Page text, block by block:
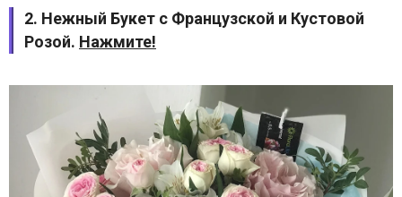
2. Нежный Букет с Французской и Кустовой
Розой. Нажмите!